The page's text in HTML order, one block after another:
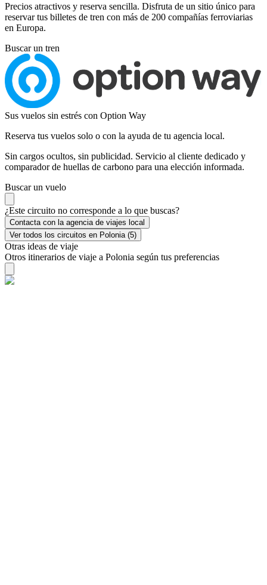
Precios atractivos y reserva sencilla. Disfruta de un sitio único para
reservar tus billetes de tren con más de 200 compañías ferroviarias
en Europa.
Buscar un tren
Sus vuelos sin estrés con Option Way
Reserva tus vuelos solo o con la ayuda de tu agencia local.
Sin cargos ocultos, sin publicidad. Servicio al cliente dedicado y
comparador de huellas de carbono para una elección informada.
Buscar un vuelo
¿Este circuito no corresponde a lo que buscas?
Contacta con la agencia de viajes local
Ver todos los circuitos en Polonia (5)
Otras ideas de viaje
Otros itinerarios de viaje a Polonia según tus preferencias